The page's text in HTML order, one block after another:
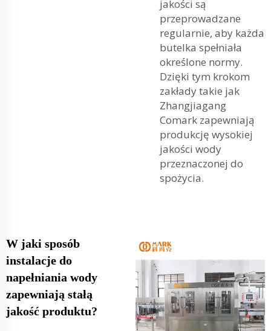
jakości są
przeprowadzane
regularnie, aby każda
butelka spełniała
określone normy.
Dzięki tym krokom
zakłady takie jak
Zhangjiagang
Comark zapewniają
produkcję wysokiej
jakości wody
przeznaczonej do
spożycia.
W jaki sposób
instalacje do
napełniania wody
zapewniają stałą
jakość produktu?